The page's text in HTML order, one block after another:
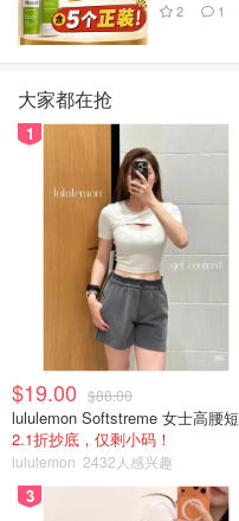
2 1
大家都在抢
1
$19.00 $88.00
2.1折抄底，仅剩小码！
lululemon 2432人感兴趣
3